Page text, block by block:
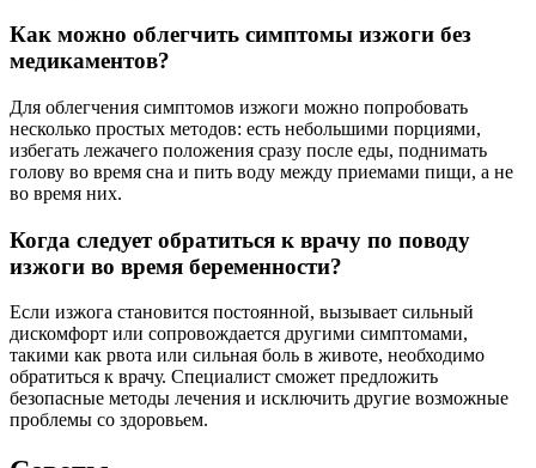
Как можно облегчить симптомы изжоги без
медикаментов?
Для облегчения симптомов изжоги можно попробовать
несколько простых методов: есть небольшими порциями,
избегать лежачего положения сразу после еды, поднимать
голову во время сна и пить воду между приемами пищи, а не
во время них.
Когда следует обратиться к врачу по поводу
изжоги во время беременности?
Если изжога становится постоянной, вызывает сильный
дискомфорт или сопровождается другими симптомами,
такими как рвота или сильная боль в животе, необходимо
обратиться к врачу. Специалист сможет предложить
безопасные методы лечения и исключить другие возможные
проблемы со здоровьем.